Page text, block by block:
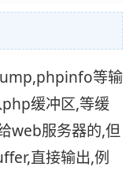
等输
缓冲区,等缓
web服务器的,但
直接输出,例